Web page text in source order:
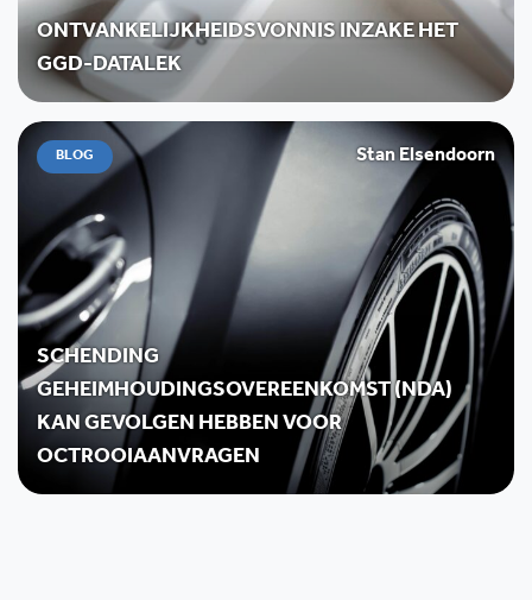
ONTVANKELIJKHEIDSVONNIS INZAKE HET
GGD-DATALEK
BLOG Stan Elsendoorn
SCHENDING
GEHEIMHOUDINGSOVEREENKOMST (NDA)
KAN GEVOLGEN HEBBEN VOOR
OCTROOIAANVRAGEN